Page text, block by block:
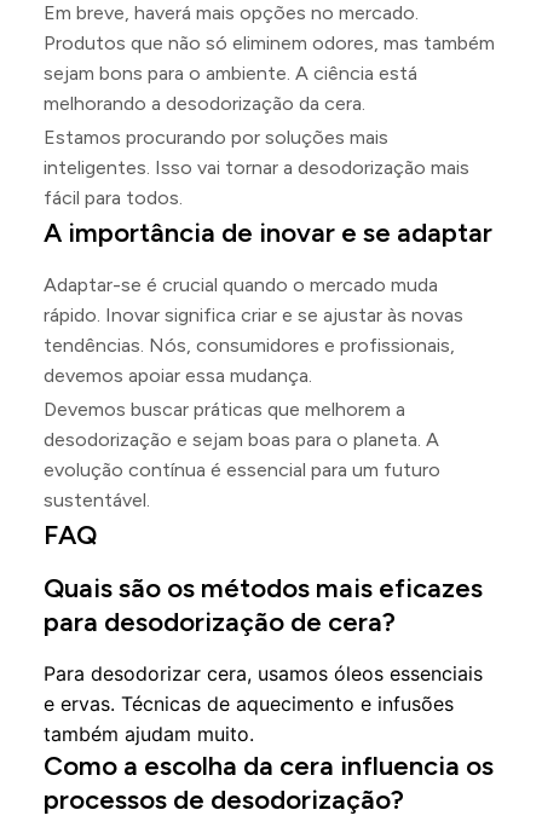
Em breve, haverá mais opções no mercado.
Produtos que não só eliminem odores, mas também
sejam bons para o ambiente. A ciência está
melhorando a desodorização da cera.
Estamos procurando por soluções mais
inteligentes. Isso vai tornar a desodorização mais
fácil para todos.
A importância de inovar e se adaptar
Adaptar-se é crucial quando o mercado muda
rápido. Inovar significa criar e se ajustar às novas
tendências. Nós, consumidores e profissionais,
devemos apoiar essa mudança.
Devemos buscar práticas que melhorem a
desodorização e sejam boas para o planeta. A
evolução contínua é essencial para um futuro
sustentável.
FAQ
Quais são os métodos mais eficazes
para desodorização de cera?
Para desodorizar cera, usamos óleos essenciais
e ervas. Técnicas de aquecimento e infusões
também ajudam muito.
Como a escolha da cera influencia os
processos de desodorização?